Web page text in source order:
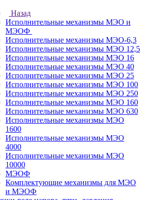
Назад
Исполнительные механизмы МЭО и
МЭОФ
Исполнительные механизмы МЭО-6,3
Исполнительные механизмы МЭО 12,5
Исполнительные механизмы МЭО 16
Исполнительные механизмы МЭО 40
Исполнительные механизмы МЭО 25
Исполнительные механизмы МЭО 100
Исполнительные механизмы МЭО 250
Исполнительные механизмы МЭО 160
Исполнительные механизмы МЭО 630
Исполнительные механизмы МЭО
1600
Исполнительные механизмы МЭО
4000
Исполнительные механизмы МЭО
10000
МЭОФ
Комплектующие механизмы для МЭО
и МЭОФ